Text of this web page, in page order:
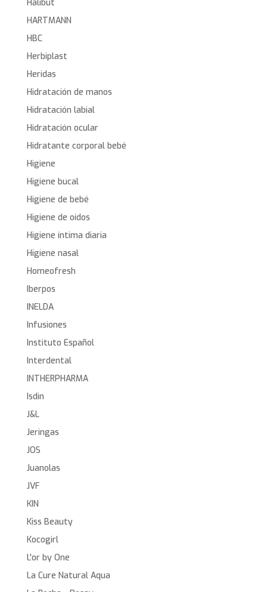
Halibut
HARTMANN
HBC
Herbiplast
Heridas
Hidratación de manos
Hidratación labial
Hidratación ocular
Hidratante corporal bebé
Higiene
Higiene bucal
Higiene de bebé
Higiene de oídos
Higiene íntima diaria
Higiene nasal
Homeofresh
Iberpos
INELDA
Infusiones
Instituto Español
Interdental
INTHERPHARMA
Isdin
J&L
Jeringas
JOS
Juanolas
JVF
KIN
Kiss Beauty
Kocogirl
L'or by One
La Cure Natural Aqua